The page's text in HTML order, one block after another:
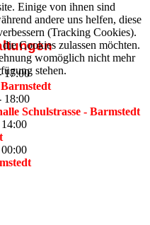
17:00
18:00
Schulstrasse - Barmstedt
14:00
00:00
Einige von ihnen sind
andere uns helfen, diese
(Tracking Cookies).
Cookies zulassen möchten.
womöglich nicht mehr
stehen.